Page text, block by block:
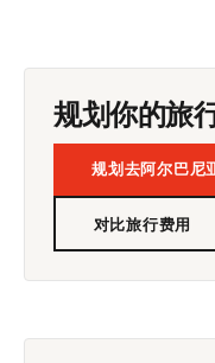
规划你的旅
规划去阿尔巴尼
对比旅行费用